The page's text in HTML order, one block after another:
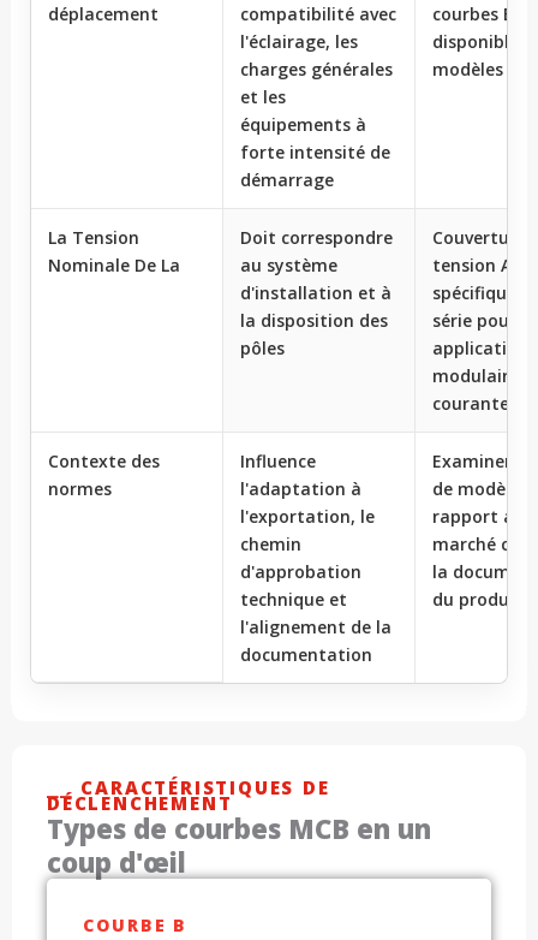
déplacement
compatibilité avec
l'éclairage, les
charges générales
et les
équipements à
forte intensité de
démarrage
courbes B,
disponibles
modèles clés
La Tension
Nominale De La
Doit correspondre
au système
d'installation et à
la disposition des
pôles
Couverture
tension AC
spécifique à
série pour
applications
modulaires
courantes
Contexte des
normes
Influence
l'adaptation à
l'exportation, le
chemin
d'approbation
technique et
l'alignement de la
documentation
Examiner la
de modèles
rapport au
marché
la
du produit
⎯⎯ CARACTÉRISTIQUES DE
DÉCLENCHEMENT
Types de courbes MCB en un
coup d'œil
COURBE B